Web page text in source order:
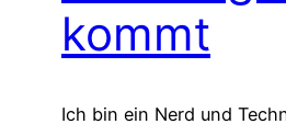
kommt
Ich bin ein Nerd und